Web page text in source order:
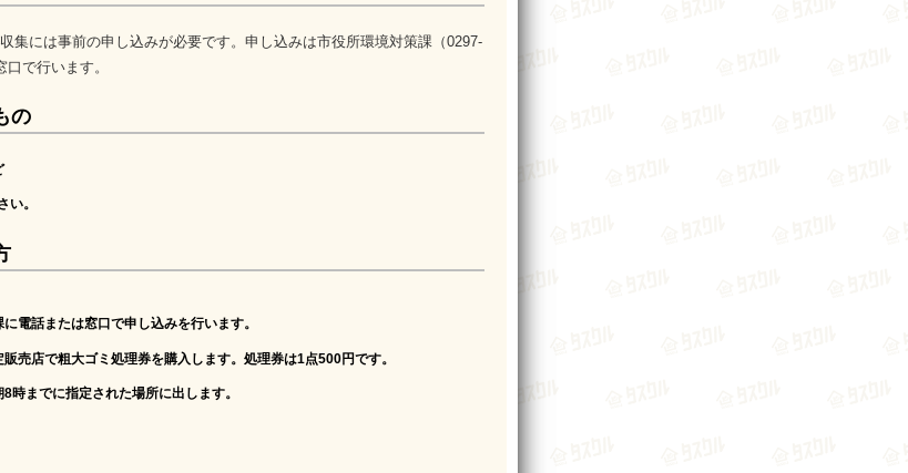
集には事前の申し込みが必要です。申し込みは市役所環境対策課（0297-
で行います。
の
い。
に電話または窓口で申し込みを行います。
販売店で粗大ゴミ処理券を購入します。処理券は1点500円です。
8時までに指定された場所に出します。